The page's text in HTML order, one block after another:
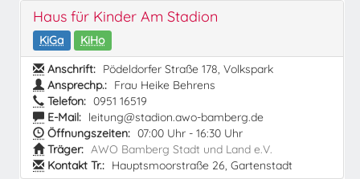
Haus für Kinder Am Stadion
KiGa
KiHo
Anschrift: Pödeldorfer Straße 178, Volkspark
Ansprechp.: Frau Heike Behrens
Telefon: 0951 16519
E-Mail: leitung@stadion.awo-bamberg.de
Öffnungszeiten: 07:00 Uhr - 16:30 Uhr
Träger: AWO Bamberg Stadt und Land e.V.
Kontakt Tr.: Hauptsmoorstraße 26, Gartenstadt